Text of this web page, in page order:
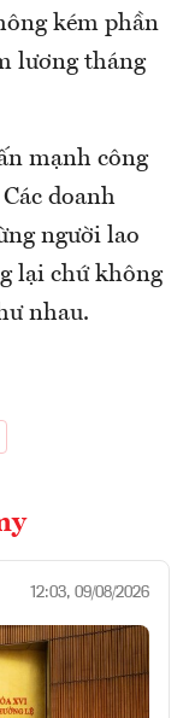
kém phần
lương tháng
mạnh công
doanh
người lao
lại chứ không
nhau.
12:03, 09/08/2026